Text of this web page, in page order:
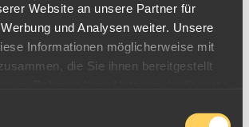
Website an unsere Partner für
und Analysen weiter. Unsere
Informationen möglicherweise mit
die Sie ihnen bereitgestellt